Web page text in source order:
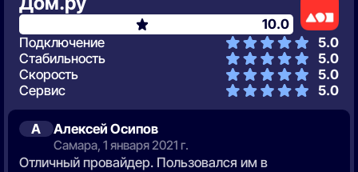
А Алексей Осипов
Самара, 1 января 2021 г.
Отличный провайдер. Пользовался им в
10.0
Подключение
5.0
Стабильность
5.0
Скорость
5.0
Сервис
5.0